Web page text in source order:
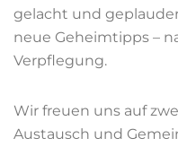
gelacht und
neue Geheimtipps –
Verpflegung.
Wir freuen uns auf
Austausch und